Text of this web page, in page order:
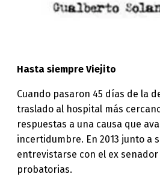
Hasta siempre Viejito
Cuando pasaron 45 días de la
traslado al hospital más
respuestas a una causa que
incertidumbre. En 2013 junto a
entrevistarse con el ex
probatorias.